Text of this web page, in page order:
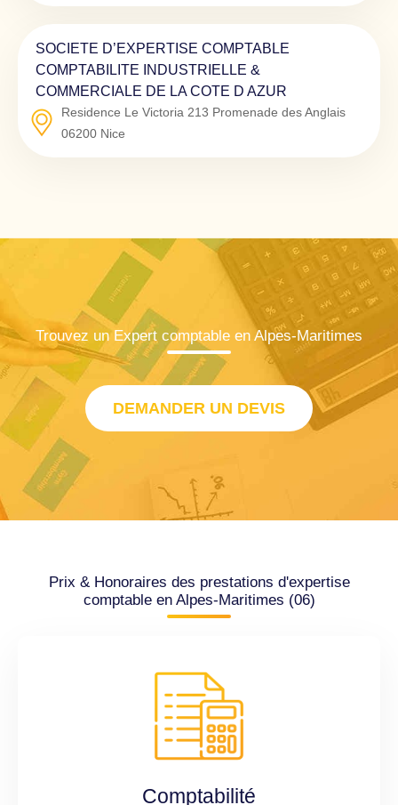
SOCIETE D’EXPERTISE COMPTABLE
COMPTABILITE INDUSTRIELLE &
COMMERCIALE DE LA COTE D AZUR
Residence Le Victoria 213 Promenade des Anglais
06200 Nice
Trouvez un Expert comptable en Alpes-Maritimes
DEMANDER UN DEVIS
Prix & Honoraires des prestations d'expertise
comptable en Alpes-Maritimes (06)
Comptabilité